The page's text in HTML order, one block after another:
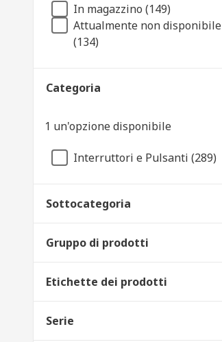
In magazzino (149)
Attualmente non disponibile
(134)
Categoria
1 un'opzione disponibile
Interruttori e Pulsanti (289)
Sottocategoria
Gruppo di prodotti
Etichette dei prodotti
Serie